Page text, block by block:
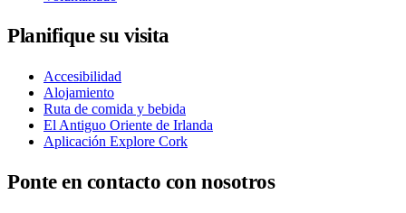
Planifique su visita
Accesibilidad
Alojamiento
Ruta de comida y bebida
El Antiguo Oriente de Irlanda
Aplicación Explore Cork
Ponte en contacto con nosotros